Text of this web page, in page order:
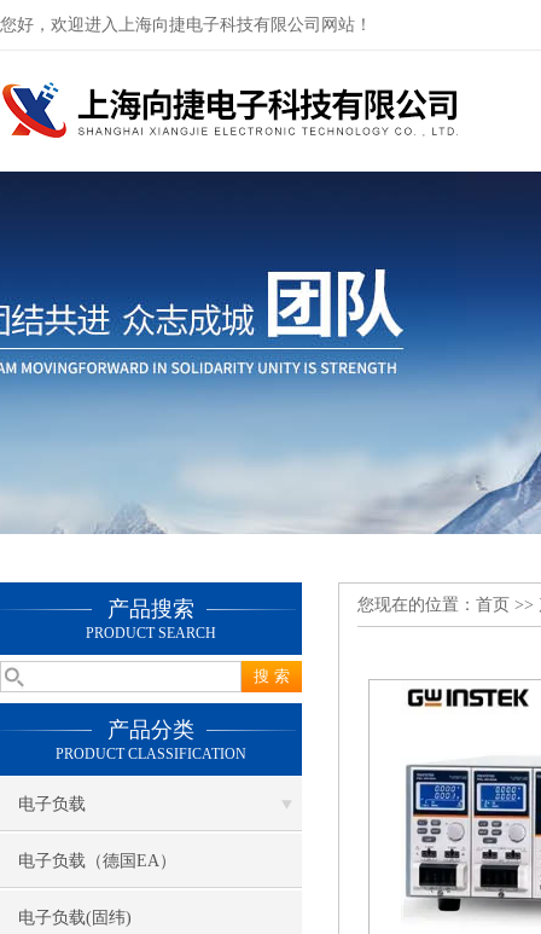
您好，欢迎进入上海向捷电子科技有限公司网站！
产品搜索
PRODUCT SEARCH
产品分类
PRODUCT CLASSIFICATION
电子负载
电子负载（德国EA）
电子负载(固纬)
您现在的位置： 首页 >>